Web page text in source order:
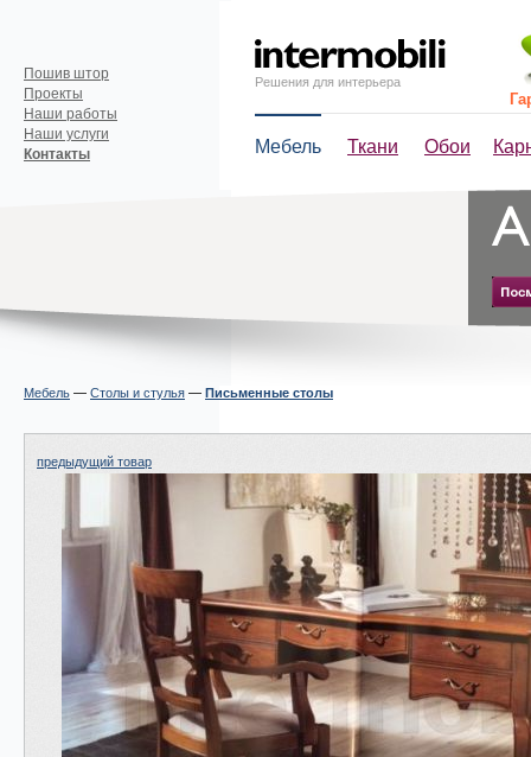
Решения для интерьера
Мебель Ткани Обои
Пошив штор
Проекты
Наши работы
Наши услуги
Контакты
Мебель—Столы и стулья— Письменные столы
предыдущий товар